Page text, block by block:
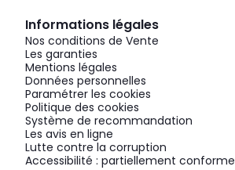
Informations légales
Nos conditions de Vente
Les garanties
Mentions légales
Données personnelles
Paramétrer les cookies
Politique des cookies
Système de recommandation
Les avis en ligne
Lutte contre la corruption
Accessibilité : partiellement conforme